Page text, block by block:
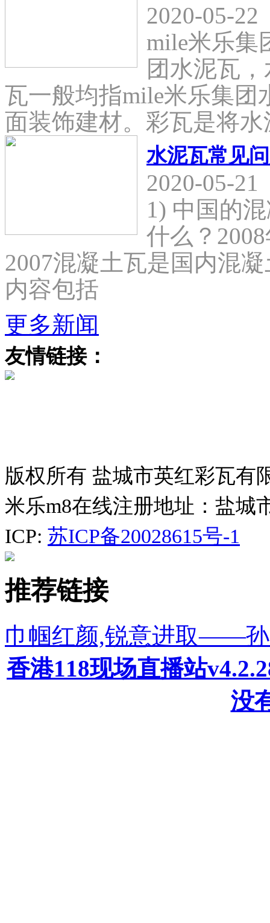
2020-05-22
mile米乐集
团水泥瓦
瓦一般均指mile米乐集团
面装饰建材。彩瓦是将
水泥瓦常见
2020-05-21
1) 中国的
什么？
2007混凝土瓦是国内混
内容包括
更多新闻
友情链接：
版权所有 盐城市英红彩瓦有
米乐m8在线注册地址：盐城
ICP: 苏ICP备20028615号-1
推荐链接
巾帼红颜,锐意进取——孙
香港118现场直播站
没